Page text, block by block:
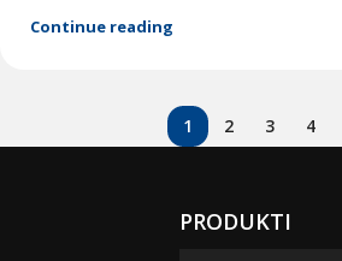
Continue reading
1 2 3 4
PRODUKTI